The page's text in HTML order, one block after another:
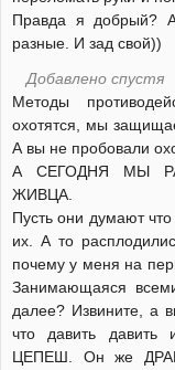
Правда я добрый?
разные. И зад свой))
Добавлено
Методы
охотятся, мы
А вы не пробовали
А СЕГОДНЯ МЫ
ЖИВЦА.
Пусть они думают
их. А то
почему у меня на
Занимающаяся
далее? Извините, а
что давить давить
ЦЕПЕШ. Он же